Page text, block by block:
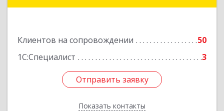
Клиентов на сопровождении
50
1С:Специалист
3
Отправить заявку
Показать контакты
Отправить заявку
Назад